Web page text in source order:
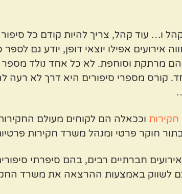
ו… עוד קהל, צריך להיות קודם כל
אפילו יוצאי דופן, יודע גם
מרתקת וסוחפת. לא כל אחד נולד
קורס מספרי סיפורים היא דרך לא רעה
חקירות
חוקר פרטי ומנהל משרד חקירות
חברתיים רבים, בהם סיפרתי
לשווק באמצעות ההרצאה את משרד